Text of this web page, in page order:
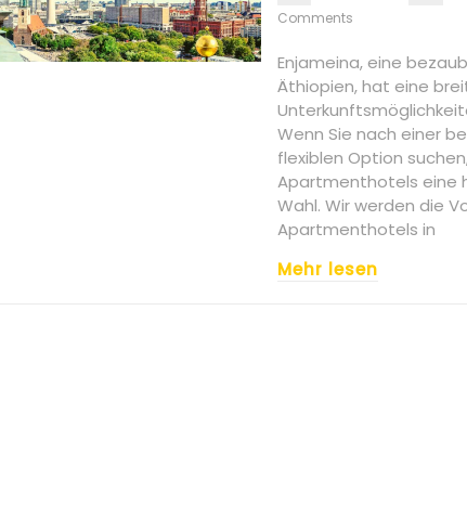
Comments
Enjameina, eine
Äthiopien, hat eine
Wenn Sie nach einer
flexiblen Option
Apartmenthotels eine
Wahl. Wir werden die
Apartmenthotels in
Mehr lesen